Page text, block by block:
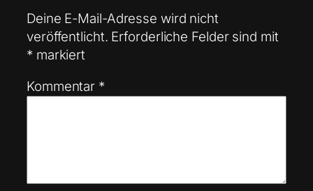
Deine E-Mail-Adresse wird nicht
veröffentlicht. Erforderliche Felder sind mit
* markiert
Kommentar *